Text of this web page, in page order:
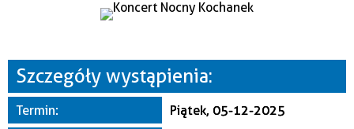
—
Organizator
Szczegóły wystąpienia:
Termin:
Piątek, 05-12-2025